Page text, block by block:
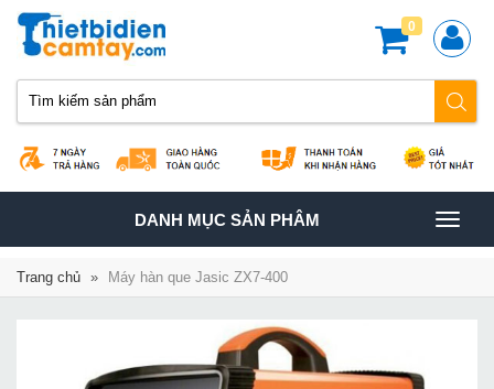
0
TOGGLE
NAVIGATION
DANH MỤC SẢN PHÂM
Trang chủ » Máy hàn que Jasic ZX7-400